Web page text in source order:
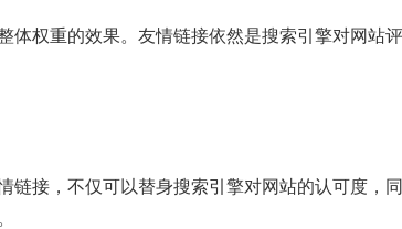
体权重的效果。友情链接依然是搜索引擎对网站
链接，不仅可以替身搜索引擎对网站的认可度，